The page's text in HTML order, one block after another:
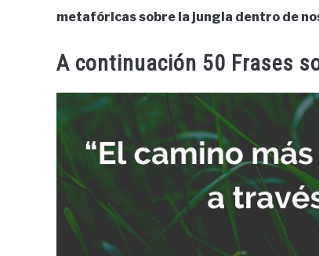
metafóricas sobre la jungla dentro de
A continuación 50 Frases